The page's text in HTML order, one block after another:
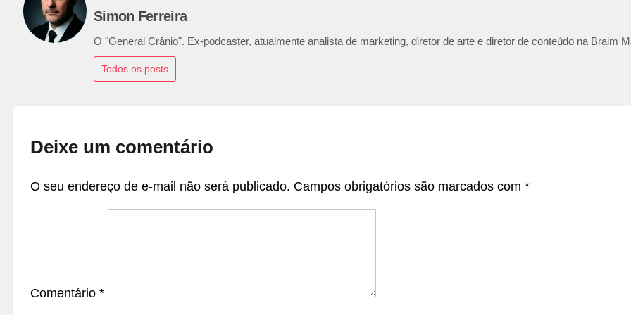
Simon Ferreira
O "General Crânio". Ex-podcaster, atualmente analista de marketing, diretor de arte e diretor de conteúdo na Braim
Todos os posts
Deixe um comentário
O seu endereço de e-mail não será publicado. Campos obrigatórios são marcados com *
Comentário *